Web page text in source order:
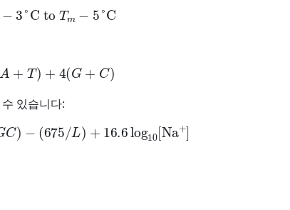
3°Cto Tm °C
2 A +T) +4 (G+C )
있습니다:
C)− 675/L )+16.6log10[Na+]